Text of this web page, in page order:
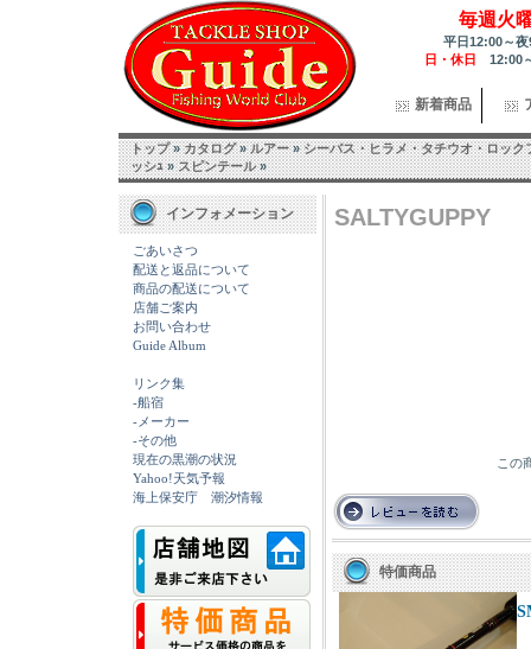
毎週火
平日12:00～
日・休日 12:00
新着商品
トップ»カタログ»ルアー»シーバス・ヒラメ・タチウオ・ロック
ッシｭ»スピンテール»
インフォメーション
ごあいさつ
配送と返品について
商品の配送について
店舗ご案内
お問い合わせ
Guide Album
リンク集
-船宿
-メーカー
-その他
現在の黒潮の状況
Yahoo!天気予報
海上保安庁 潮汐情報
SALTYGUPPY
この
特価商品